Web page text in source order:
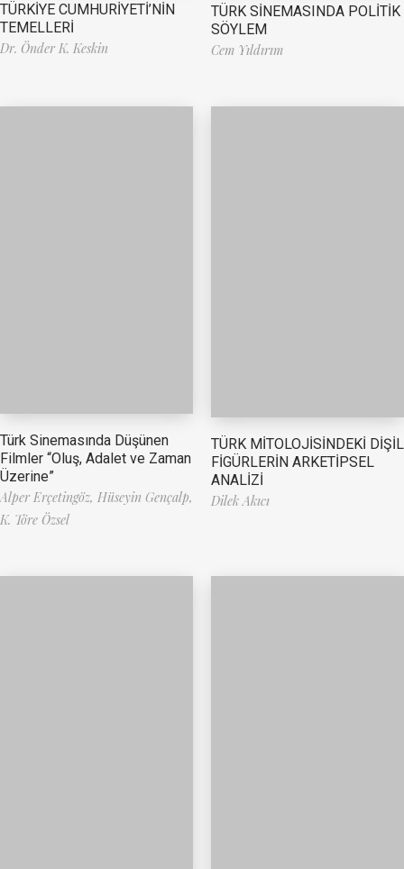
TÜRKİYE CUMHURİYETİ’NİN
TEMELLERİ
Dr. Önder K. Keskin
TÜRK SİNEMASINDA POLİTİK
SÖYLEM
Cem Yıldırım
Türk Sinemasında Düşünen
Filmler “Oluş, Adalet ve Zaman
Üzerine”
Alper Erçetingöz, Hüseyin Gençalp,
K. Töre Özsel
TÜRK MİTOLOJİSİNDEKİ DİŞİL
FİGÜRLERİN ARKETİPSEL
ANALİZİ
Dilek Akıcı